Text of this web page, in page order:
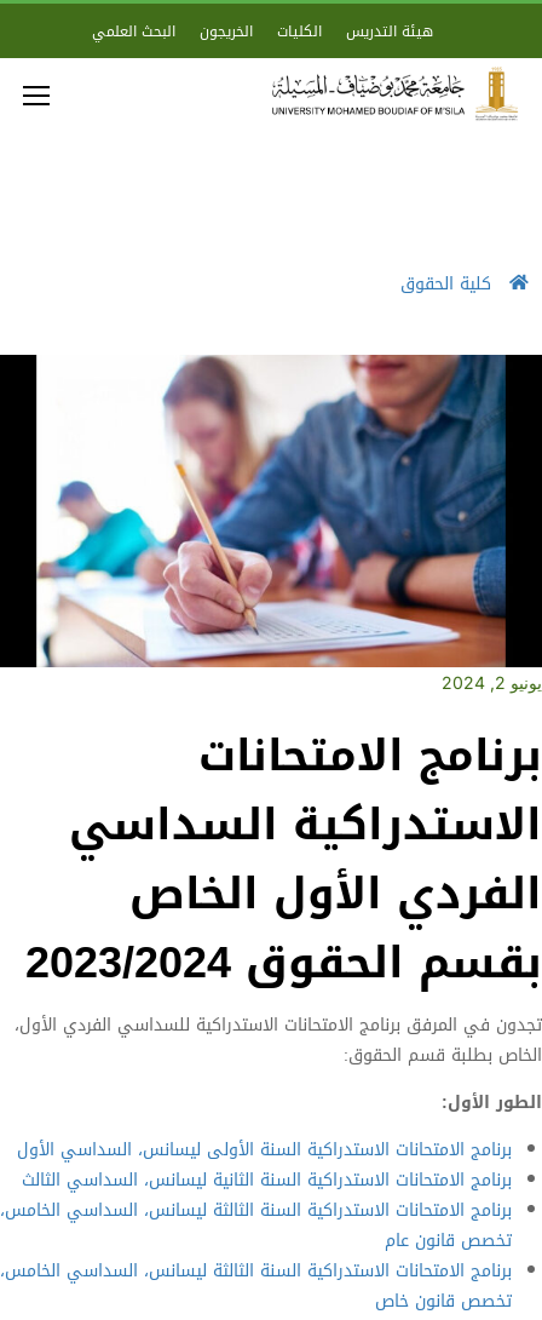
هيئة التدريس الكليات الخريجون البحث العلمي
كلية الحقوق
يونيو 2, 2024
برنامج الامتحانات
الاستدراكية السداسي
الفردي الأول الخاص
بقسم الحقوق 2023/2024
تجدون في المرفق برنامج الامتحانات الاستدراكية للسداسي الفردي الأول،
الخاص بطلبة قسم الحقوق:
الطور الأول:
برنامج الامتحانات الاستدراكية السنة الأولى ليسانس، السداسي الأول
برنامج الامتحانات الاستدراكية السنة الثانية ليسانس، السداسي الثالث
برنامج الامتحانات الاستدراكية السنة الثالثة ليسانس، السداسي الخامس،
تخصص قانون عام
برنامج الامتحانات الاستدراكية السنة الثالثة ليسانس، السداسي الخامس،
تخصص قانون خاص